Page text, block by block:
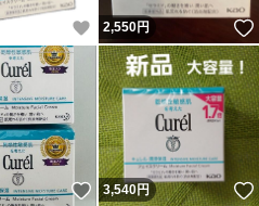
いいね！
2,550円
いいね！
3,540円